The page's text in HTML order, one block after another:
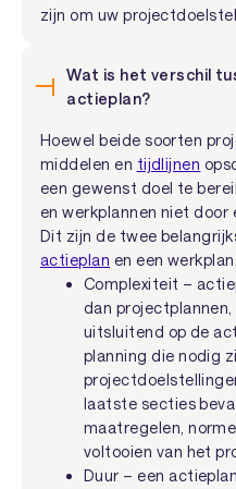
zijn om uw
Wat is het verschil
actieplan?
Hoewel beide soorten
middelen en tijdlijnen
een gewenst doel te
en werkplannen niet door
Dit zijn de twee
actieplan en een werkplan:
Complexiteit –
dan
uitsluitend op de
planning die nodig
laatste secties
maatregelen,
voltooien van het
Duur – een